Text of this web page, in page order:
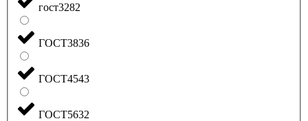
гост3282
ГОСТ3836
ГОСТ4543
ГОСТ5632